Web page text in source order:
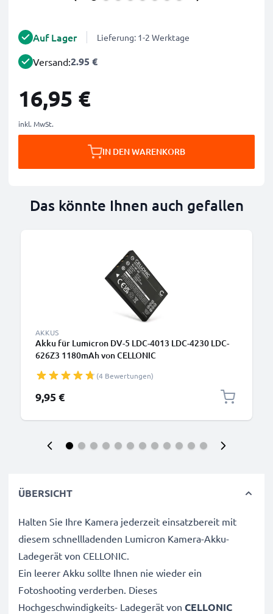
Auf Lager Lieferung: 1-2 Werktage
Versand:2.95 €
16,95 €
inkl. MwSt.
IN DEN WARENKORB
Das könnte Ihnen auch gefallen
AKKUS
Akku für Lumicron DV-5 LDC-4013 LDC-4230 LDC-
626Z3 1180mAh von CELLONIC
(4 Bewertungen)
9,95 €
ÜBERSICHT
Halten Sie Ihre Kamera jederzeit einsatzbereit mit
diesem schnellladenden Lumicron Kamera-Akku-
Ladegerät von CELLONIC.
Ein leerer Akku sollte Ihnen nie wieder ein
Fotoshooting verderben. Dieses
Hochgeschwindigkeits- Ladegerät von CELLONIC